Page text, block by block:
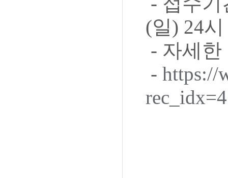
(일) 24시
- 자세한
- https://